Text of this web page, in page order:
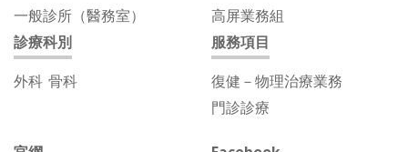
一般診所（醫務室）
高屏業務組
診療科別
外科 骨科
服務項目
復健－物理治療業務
門診診療